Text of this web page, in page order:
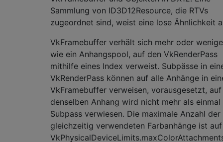
Sammlung von ID3D12Resource, die RTVs
zugeordnet sind, weist eine lose Ähnlichkeit
VkFramebuffer verhält sich mehr oder
wie ein Anhangspool, auf den VkRenderPass
mithilfe eines Index verweist. Subpässe in
VkRenderPass können auf alle Anhänge in
VkFramebuffer verweisen, vorausgesetzt, auf
denselben Anhang wird nicht mehr als
Subpass verwiesen. Die maximale Anzahl der
gleichzeitig verwendeten Farbanhänge ist auf